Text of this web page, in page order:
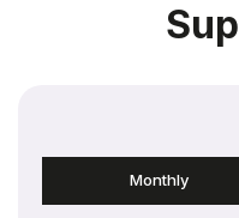
Monthly